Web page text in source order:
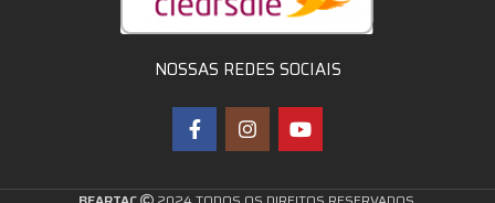
NOSSAS REDES SOCIAIS